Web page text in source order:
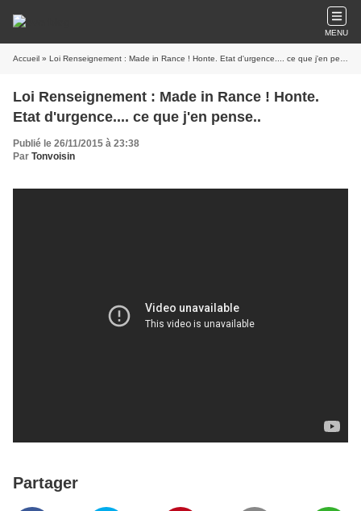
MENU
Accueil » Loi Renseignement : Made in Rance ! Honte. Etat d'urgence.... ce que j'en pense..
Loi Renseignement : Made in Rance ! Honte.
Etat d'urgence.... ce que j'en pense..
Publié le 26/11/2015 à 23:38
Par Tonvoisin
Partager